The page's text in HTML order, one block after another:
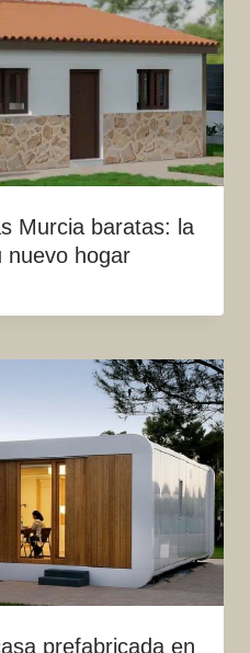
Murcia baratas: la
nuevo hogar
prefabricada en